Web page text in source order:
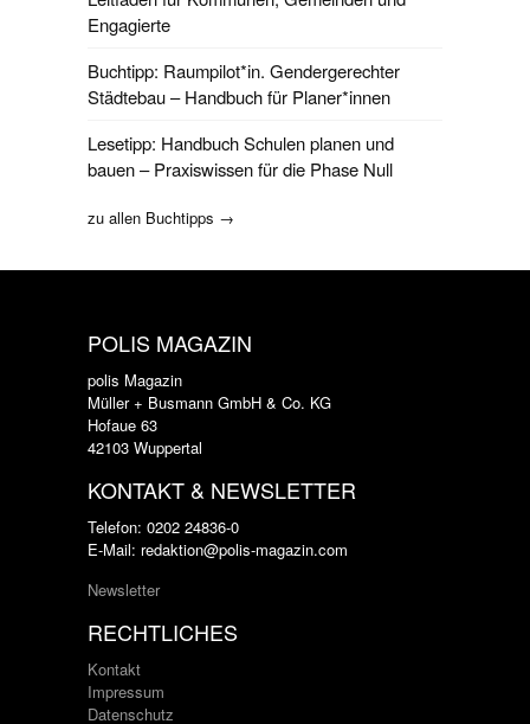
Engagierte
Buchtipp: Raumpilot*in. Gendergerechter
Städtebau – Handbuch für Planer*innen
Lesetipp: Handbuch Schulen planen und
bauen – Praxiswissen für die Phase Null
zu allen Buchtipps →
POLIS MAGAZIN
polis Magazin
Müller + Busmann GmbH & Co. KG
Hofaue 63
42103 Wuppertal
KONTAKT & NEWSLETTER
Telefon: 0202 24836-0
E-Mail: redaktion@polis-magazin.com
Newsletter
RECHTLICHES
Kontakt
Impressum
Datenschutz